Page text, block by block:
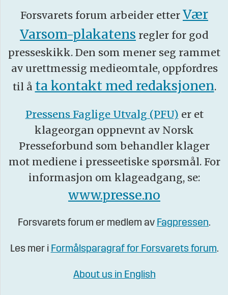
Forsvarets forum arbeider etter Vær
Varsom-plakatens regler for god
presseskikk. Den som mener seg rammet
av urettmessig medieomtale, oppfordres
til å ta kontakt med redaksjonen.
Pressens Faglige Utvalg (PFU) er et
klageorgan oppnevnt av Norsk
Presseforbund som behandler klager
mot mediene i presseetiske spørsmål. For
informasjon om klageadgang, se:
www.presse.no
Forsvarets forum er medlem av Fagpressen.
Les mer i Formålsparagraf for Forsvarets forum.
About us in English